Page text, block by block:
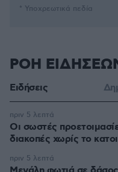
* Υποχρεωτικά πεδία
ΡΟΗ
Ειδήσεις
Οι σωστές
διακοπές χωρίς το
πριν 5 λεπτά
πριν 5 λεπτά